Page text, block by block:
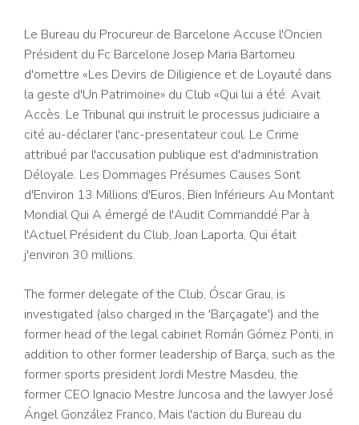
Le Bureau du Procureur de Barcelone Accuse l'Oncien
Président du Fc Barcelone Josep Maria Bartomeu
d'omettre «Les Devirs de Diligience et de Loyauté dans
la geste d'Un Patrimoine» du Club «Qui lui a été. Avait
Accès. Le Tribunal qui instruit le processus judiciaire a
cité au-déclarer l'anc-presentateur coul. Le Crime
attribué par l'accusation publique est d'administration
Déloyale. Les Dommages Présumes Causes Sont
d'Environ 13 Millions d'Euros, Bien Inférieurs Au Montant
Mondial Qui A émergé de l'Audit Commanddé Par à
l'Actuel Président du Club, Joan Laporta, Qui était
j'environ 30 millions.
The former delegate of the Club, Óscar Grau, is
investigated (also charged in the 'Barçagate') and the
former head of the legal cabinet Román Gómez Ponti, in
addition to other former leadership of Barça, such as the
former sports president Jordi Mestre Masdeu, the
former CEO Ignacio Mestre Juncosa and the lawyer José
Ángel González Franco, Mais l'action du Bureau du